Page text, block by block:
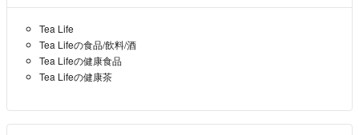
★購入意思や問合せなどのコメントがございましても取引は先に購入手
続きをお済ませの方を優先させていただきます。
★トラブル防止のため、専用や取り置きなどの対応はお断りさせて頂き
Tea Life
Tea Lifeの食品/飲料/酒
Tea Lifeの健康食品
Tea Lifeの健康茶